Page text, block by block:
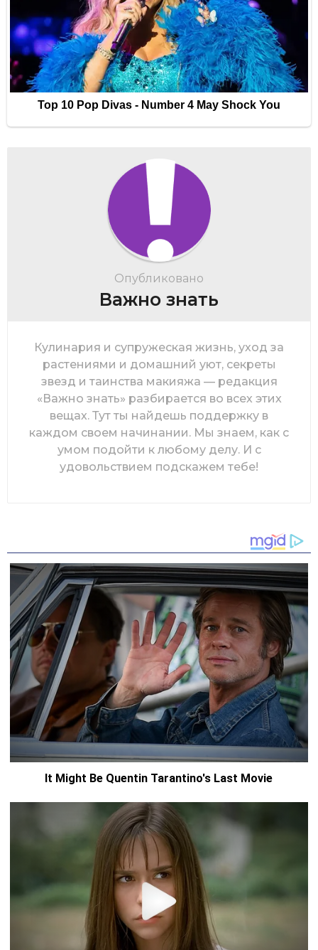
Опубликовано
Важно знать
Кулинария и супружеская жизнь, уход за
растениями и домашний уют, секреты
звезд и таинства макияжа — редакция
«Важно знать» разбирается во всех этих
вещах. Тут ты найдешь поддержку в
каждом своем начинании. Мы знаем, как с
умом подойти к любому делу. И с
удовольствием подскажем тебе!